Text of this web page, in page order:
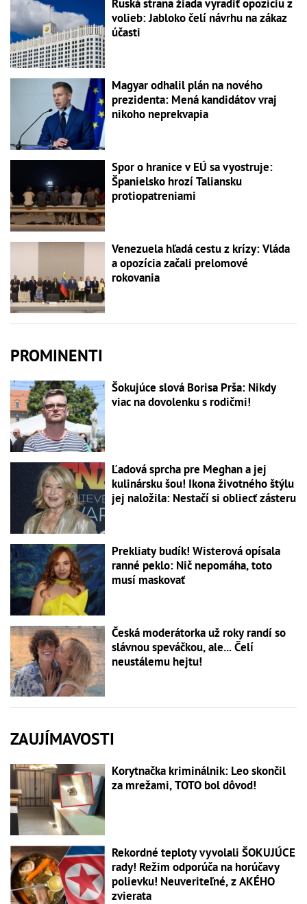
Ruská strana žiada vyradiť opozíciu z
volieb: Jabloko čelí návrhu na zákaz
účasti
Magyar odhalil plán na nového
prezidenta: Mená kandidátov vraj
nikoho neprekvapia
Spor o hranice v EÚ sa vyostruje:
Španielsko hrozí Taliansku
protiopatreniami
Venezuela hľadá cestu z krízy: Vláda
a opozícia začali prelomové
rokovania
PROMINENTI
Šokujúce slová Borisa Prša: Nikdy
viac na dovolenku s rodičmi!
Ľadová sprcha pre Meghan a jej
kulinársku šou! Ikona životného štýlu
jej naložila: Nestačí si obliecť zásteru
Prekliaty budík! Wisterová opísala
ranné peklo: Nič nepomáha, toto
musí maskovať
Česká moderátorka už roky randí so
slávnou speváčkou, ale... Čelí
neustálemu hejtu!
ZAUJÍMAVOSTI
Korytnačka kriminálnik: Leo skončil
za mrežami, TOTO bol dôvod!
Rekordné teploty vyvolali ŠOKUJÚCE
rady! Režim odporúča na horúčavy
polievku! Neuveriteľné, z AKÉHO
zvierata